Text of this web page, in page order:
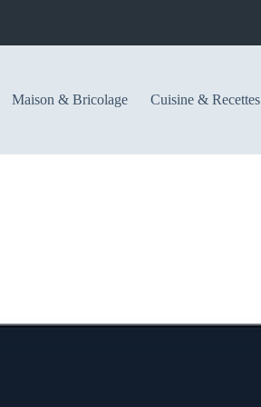
Maison & Bricolage Cuisine & Recettes